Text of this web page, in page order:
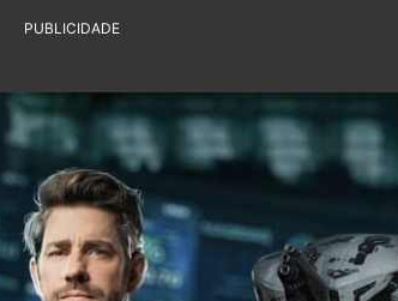
PUBLICIDADE